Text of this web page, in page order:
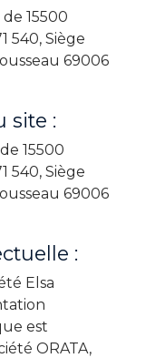
de 15500
540, Siège
69006
site :
15500
540, Siège
69006
:
Elsa
est
ORATA,